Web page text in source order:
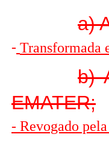
a)
- Transformada
b)
EMATER;
- Revogado